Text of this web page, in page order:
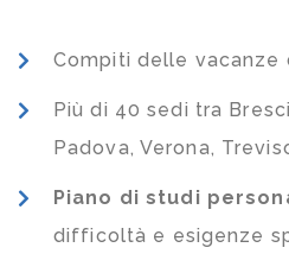
Compiti delle vacanze
Più di 40 sedi tra
Padova, Verona,
Piano di studi
difficoltà e esigenze